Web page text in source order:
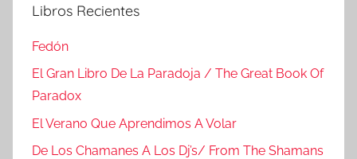
Libros Recientes
Fedón
El Gran Libro De La Paradoja / The Great Book Of
Paradox
El Verano Que Aprendimos A Volar
De Los Chamanes A Los Dj’s/ From The Shamans